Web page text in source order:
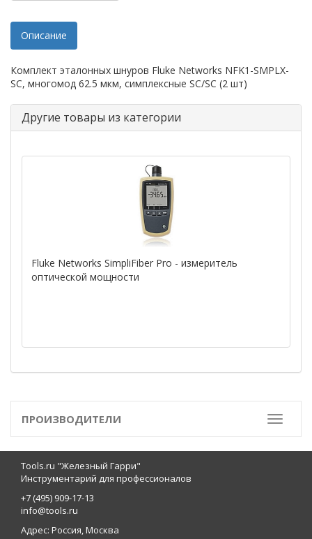
Описание
Комплект эталонных шнуров Fluke Networks NFK1-SMPLX-
SC, многомод 62.5 мкм, симплексные SC/SC (2 шт)
Другие товары из категории
Fluke Networks SimpliFiber Pro - измеритель
оптической мощности
Toggle
ПРОИЗВОДИТЕЛИ
Tools.ru "Железный Гарри"
Инструментарий для профессионалов
+7 (495) 909-17-13
info@tools.ru
Адрес: Россия, Москва